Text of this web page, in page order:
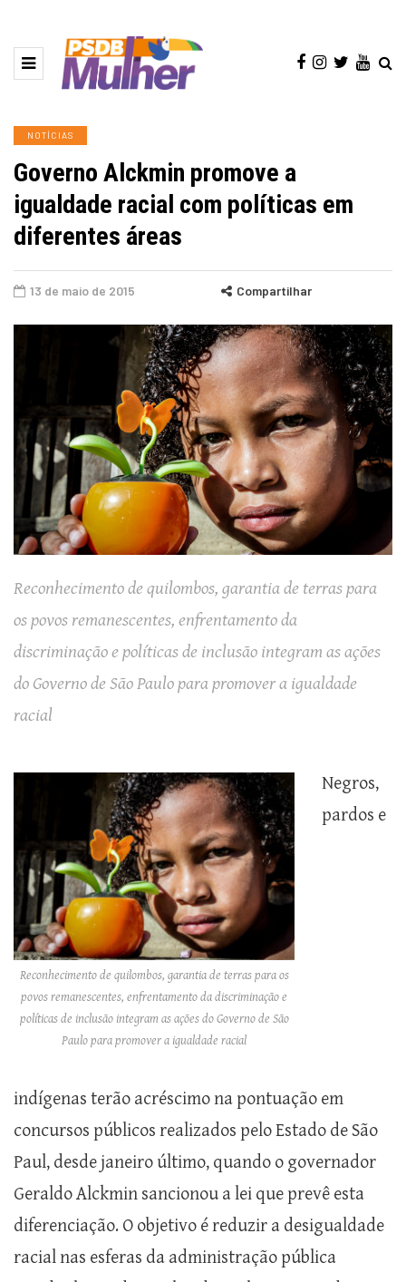
NOTÍCIAS
Governo Alckmin promove a
igualdade racial com políticas em
diferentes áreas
13 de maio de 2015 Compartilhar
Reconhecimento de quilombos, garantia de terras para
os povos remanescentes, enfrentamento da
discriminação e políticas de inclusão integram as ações
do Governo de São Paulo para promover a igualdade
racial
Reconhecimento de quilombos, garantia de terras para os
povos remanescentes, enfrentamento da discriminação e
políticas de inclusão integram as ações do Governo de São
Paulo para promover a igualdade racial
Negros,
pardos e
indígenas terão acréscimo na pontuação em
concursos públicos realizados pelo Estado de São
Paul, desde janeiro último, quando o governador
Geraldo Alckmin sancionou a lei que prevê esta
diferenciação. O objetivo é reduzir a desigualdade
racial nas esferas da administração pública